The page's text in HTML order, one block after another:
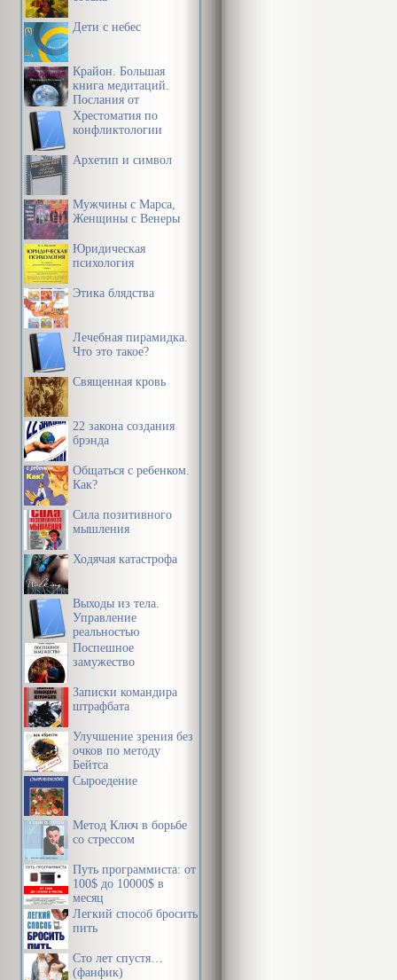
Дети с небес
Крайон. Большая
книга медитаций.
Послания от
Источника
Хрестоматия по
конфликтологии
Архетип и символ
Мужчины с Марса,
Женщины с Венеры
Юридическая
психология
Этика блядства
Лечебная пирамидка.
Что это такое?
Священная кровь
22 закона создания
брэнда
Общаться с ребенком.
Как?
Сила позитивного
мышления
Ходячая катастрофа
Выходы из тела.
Управление
реальностью
Поспешное
замужество
Записки командира
штрафбата
Улучшение зрения без
очков по методу
Бейтса
Сыроедение
Метод Ключ в борьбе
со стрессом
Путь программиста: от
100$ до 10000$ в
месяц
Легкий способ бросить
пить
Сто лет спустя…
(фанфик)